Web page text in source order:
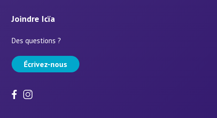
Joindre Icïa
Des questions ?
Écrivez-nous